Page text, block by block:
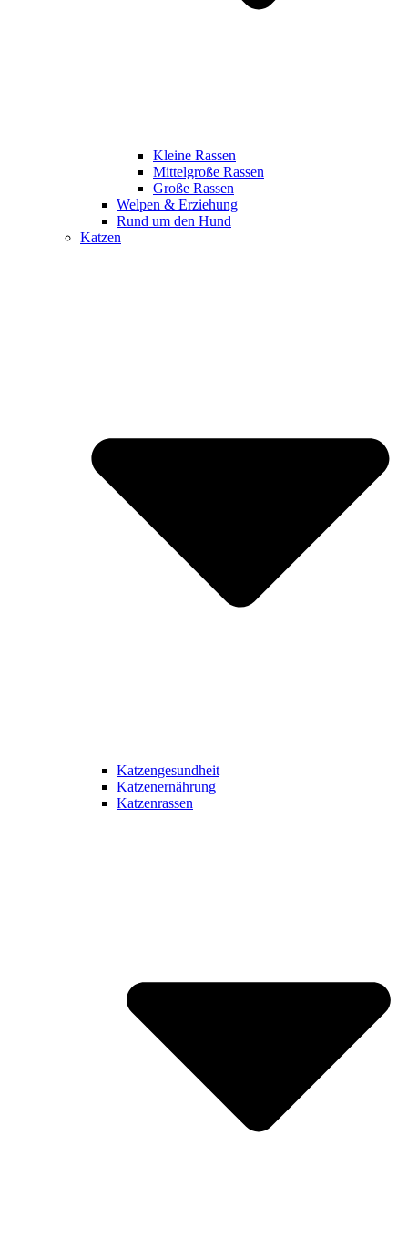
Kleine Rassen
Mittelgroße Rassen
Große Rassen
Welpen & Erziehung
Rund um den Hund
Katzen
Katzengesundheit
Katzenernährung
Katzenrassen